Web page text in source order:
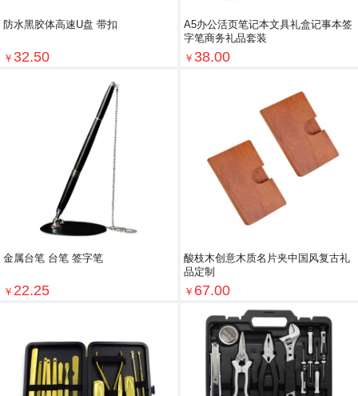
防水黑胶体高速U盘 带扣
￥ 32.50
A5办公活页笔记本文具礼盒记事本签
字笔商务礼品套装
￥ 38.00
金属台笔 台笔 签字笔
￥ 22.25
酸枝木创意木质名片夹中国风复古礼
品定制
￥ 67.00